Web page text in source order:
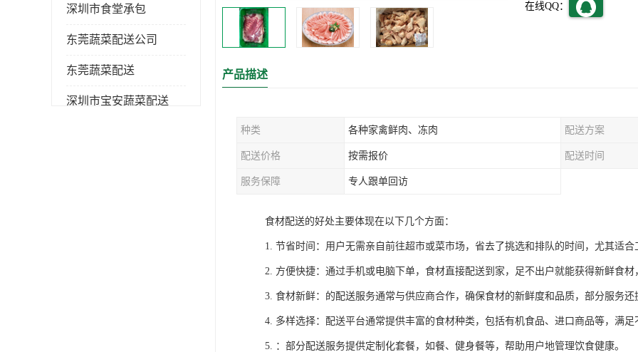
深圳市食堂承包
东莞蔬菜配送公司
东莞蔬菜配送
深圳市宝安蔬菜配送
在线QQ：
产品描述
种类 各种家禽鲜肉、冻肉 配送方案
配送价格 按需报价 配送时间
服务保障 专人跟单回访
食材配送的好处主要体现在以下几个方面：
1. 节省时间：用户无需亲自前往超市或菜市场，省去了挑选和排队的时间，尤其适
2. 方便快捷：通过手机或电脑下单，食材直接配送到家，足不出户就能获得新鲜食
3. 食材新鲜：的配送服务通常与供应商合作，确保食材的新鲜度和品质，部分服务
4. 多样选择：配送平台通常提供丰富的食材种类，包括有机食品、进口商品等，满
5. ：部分配送服务提供定制化套餐，如餐、健身餐等，帮助用户地管理饮食健康。